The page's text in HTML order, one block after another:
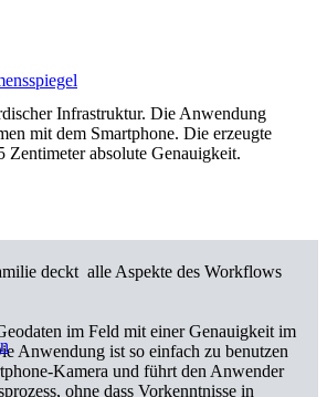
Infrastruktur. Die Anwendung
mit dem Smartphone. Die erzeugte
Zentimeter absolute Genauigkeit.
deckt alle Aspekte des Workflows
im Feld mit einer Genauigkeit im
Anwendung ist so einfach zu benutzen
Kamera und führt den Anwender
ohne dass Vorkenntnisse in